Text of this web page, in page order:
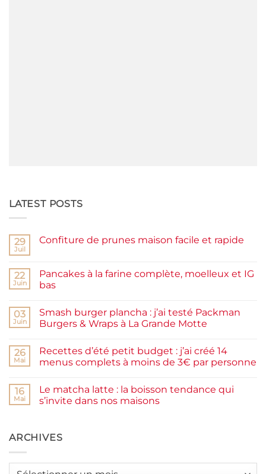
LATEST POSTS
29
Juil
Confiture de prunes maison facile et rapide
Confiture
de
prunes
et
rapide
22
Juin
Pancakes à la farine complète, moelleux et IG
bas
sur
Pancakes
à
complète,
moelleux
et
03
Juin
Smash burger plancha : j’ai testé Packman
Burgers & Wraps à La Grande Motte
sur
Smash
burger
testé
Packman
Burgers &
Grande
Motte
26
Mai
Recettes d’été petit budget : j’ai créé 14
menus complets à moins de 3€ par personne
sur
Recettes
d’été
j’ai
créé
16
Mai
Le matcha latte : la boisson tendance qui
s’invite dans nos maisons
Le
matcha
ARCHIVES
Archives